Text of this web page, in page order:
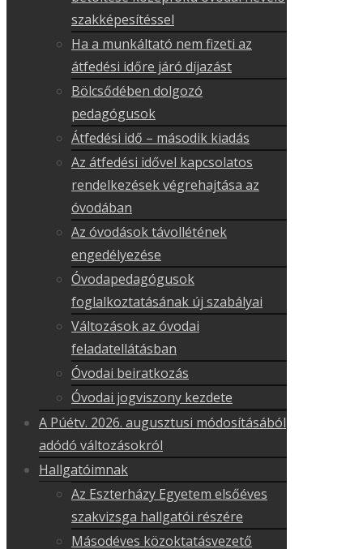
szakképesítéssel
Ha a munkáltató nem fizeti az
átfedési időre járó díjazást
Bölcsődében dolgozó
pedagógusok
Átfedési idő – második kiadás
Az átfedési idővel kapcsolatos
rendelkezések végrehajtása az
óvodában
Az óvodások távollétének
engedélyezése
Óvodapedagógusok
foglalkoztatásának új szabályai
Változások az óvodai
feladatellátásban
Óvodai beiratkozás
Óvodai jogviszony kezdete
A Púétv. 2026. augusztusi módosításából
adódó változásokról
Hallgatóimnak
Az Eszterházy Egyetem elsőéves
szakvizsga hallgatói részére
Másodéves közoktatásvezető